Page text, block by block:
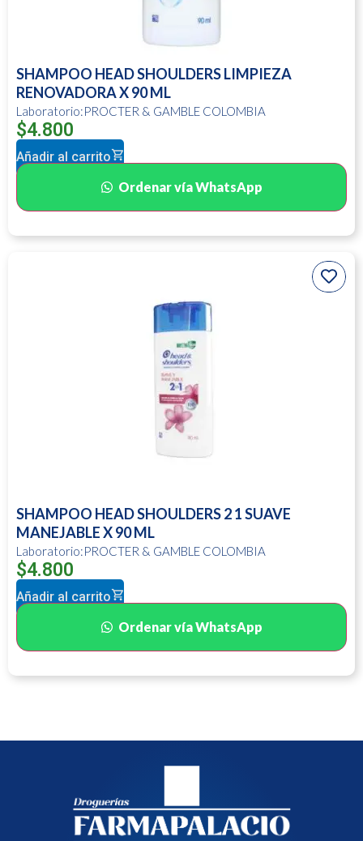
SHAMPOO HEAD SHOULDERS LIMPIEZA
RENOVADORA X 90 ML
Laboratorio:PROCTER & GAMBLE COLOMBIA
$4.800
Añadir al carrito
Ordenar vía WhatsApp
SHAMPOO HEAD SHOULDERS 2 1 SUAVE
MANEJABLE X 90 ML
Laboratorio:PROCTER & GAMBLE COLOMBIA
$4.800
Añadir al carrito
Ordenar vía WhatsApp